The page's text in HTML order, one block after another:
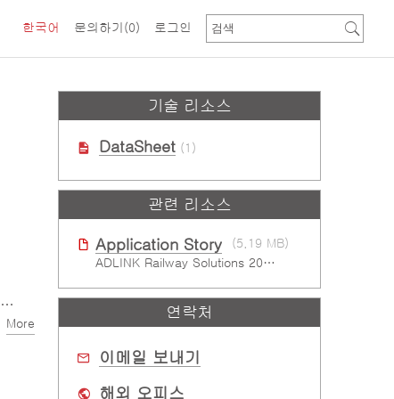
문의하기 (0)
한국어 로그인
More
기술 리소스
DataSheet (1)
관련 리소스
Application Story
(5.19 MB)
ADLINK Railway Solutions 20240705
연락처
이메일 보내기
해외 오피스